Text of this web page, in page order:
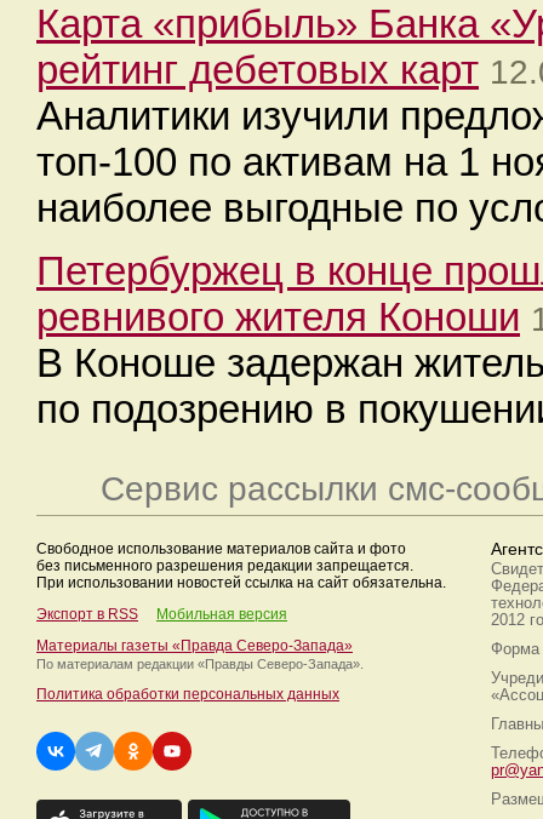
Карта «прибыль» Банка
рейтинг дебетовых карт
Аналитики изучили
топ-100 по активам на 1
наиболее выгодные по
Петербуржец в конце
ревнивого жителя Коноши
В Коноше задержан
по подозрению в
Сервис рассылки смс-
Свободное использование материалов сайта и фото
без письменного разрешения редакции запрещается.
При использовании новостей ссылка на сайт обязательна.
Экспорт в RSS
Мобильная версия
Материалы газеты «Правда Северо-Запада»
По материалам редакции «Правды Северо-Запада».
Политика обработки персональных данных
2012
Форма